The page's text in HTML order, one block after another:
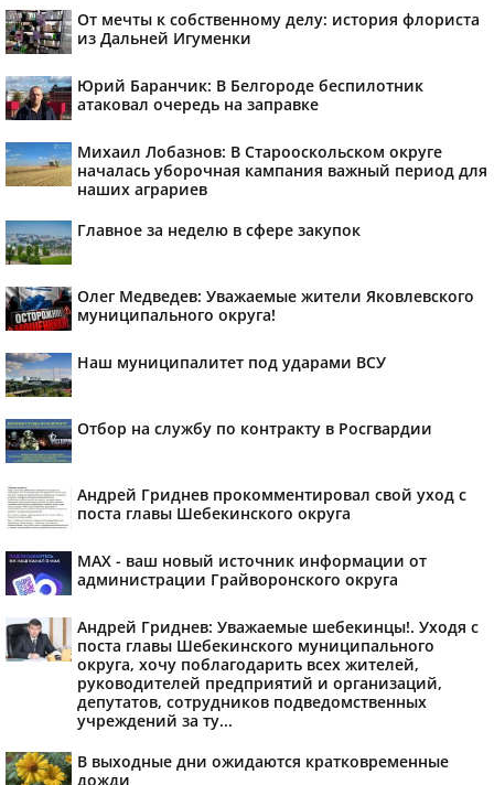
От мечты к собственному делу: история флориста
из Дальней Игуменки
Юрий Баранчик: В Белгороде беспилотник
атаковал очередь на заправке
Михаил Лобазнов: В Старооскольском округе
началась уборочная кампания важный период для
наших аграриев
Главное за неделю в сфере закупок
Олег Медведев: Уважаемые жители Яковлевского
муниципального округа!
Наш муниципалитет под ударами ВСУ
Отбор на службу по контракту в Росгвардии
Андрей Гриднев прокомментировал свой уход с
поста главы Шебекинского округа
MAX - ваш новый источник информации от
администрации Грайворонского округа
Андрей Гриднев: Уважаемые шебекинцы!. Уходя с
поста главы Шебекинского муниципального
округа, хочу поблагодарить всех жителей,
руководителей предприятий и организаций,
депутатов, сотрудников подведомственных
учреждений за ту...
В выходные дни ожидаются кратковременные
дожди